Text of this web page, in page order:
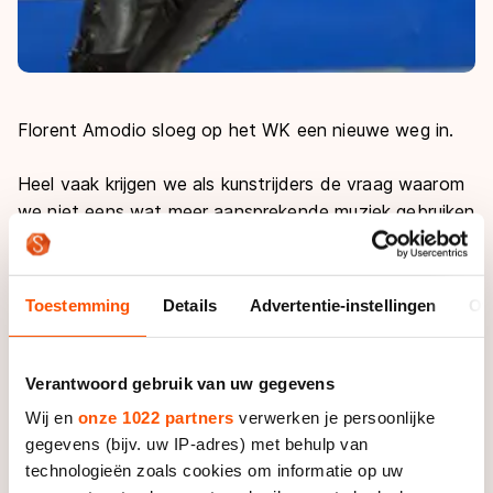
Toestemming Details Advertentie-instellingen
Verantwoord gebruik van uw gegevens
Wij en onze 1022 partners verwerken je persoonlijke
gegevens (bijv. uw IP-adres) met behulp van
technologieën zoals cookies om informatie op uw
Florent Amodio sloeg op het WK een nieuwe weg in.
Heel vaak krijgen we als kunstrijders de vraag waarom
we niet eens wat meer aansprekende muziek gebruiken
voor onze kuren. “Waarom geen Britney Spears
kunstrijden zoveel leuker maken om naar te kijken!”
Buiten het feit dat ik mezelf nog niet op Britney
solorijders en paarrijders mogen geen vocale muziek
En daarnaast: je weet van tevoren dat erg moderne
muziek je niet in dank wordt afgenomen door de